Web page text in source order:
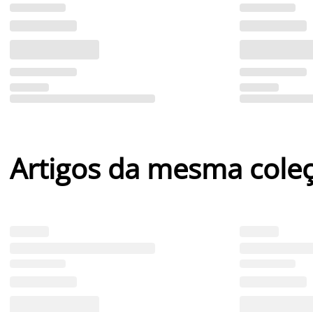
Artigos da mesma